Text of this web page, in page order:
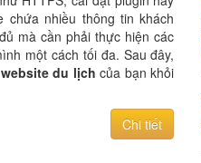
nhiều thông tin khách
mà cần phải thực hiện các
một cách tối đa. Sau đây,
du lịch của bạn khỏi
Chi tiết